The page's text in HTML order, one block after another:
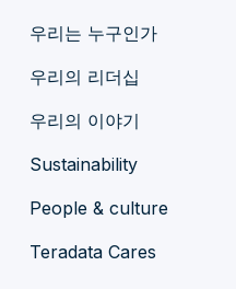
우리는 누구인가
우리의 리더십
우리의 이야기
Sustainability
People & culture
Teradata Cares